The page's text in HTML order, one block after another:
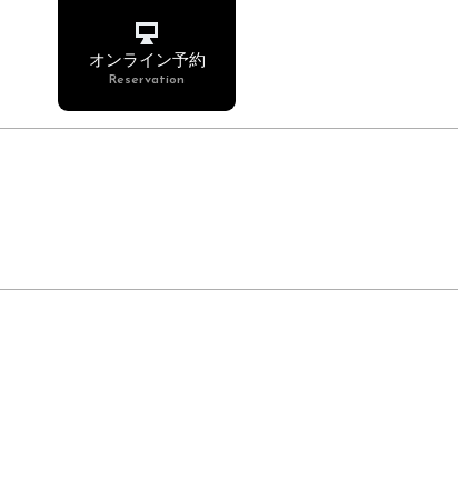
オンライン予約
Reservation